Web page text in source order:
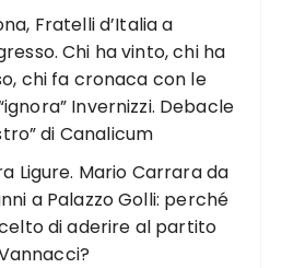
Fratelli d’Italia a
Chi ha vinto, chi ha
chi fa cronaca con le
Invernizzi. Debacle
di Canalicum
Ligure. Mario Carrara da
a Palazzo Golli: perché
di aderire al partito